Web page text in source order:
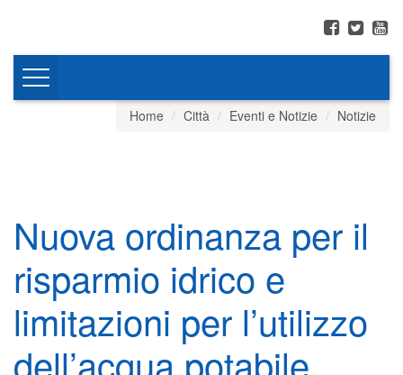
Toggle
Home
Città Eventi e Notizie Notizie
Nuova ordinanza per il
risparmio idrico e
limitazioni per l’utilizzo
dell’acqua potabile.